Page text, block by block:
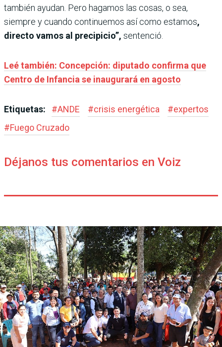
también ayudan. Pero hagamos las cosas, o sea,
siempre y cuando continuemos así como estamos,
directo vamos al precipicio”, sentenció.
Leé también: Concepción: diputado confirma que
Centro de Infancia se inaugurará en agosto
Etiquetas: #ANDE #crisis energética #expertos
#Fuego Cruzado
Déjanos tus comentarios en Voiz